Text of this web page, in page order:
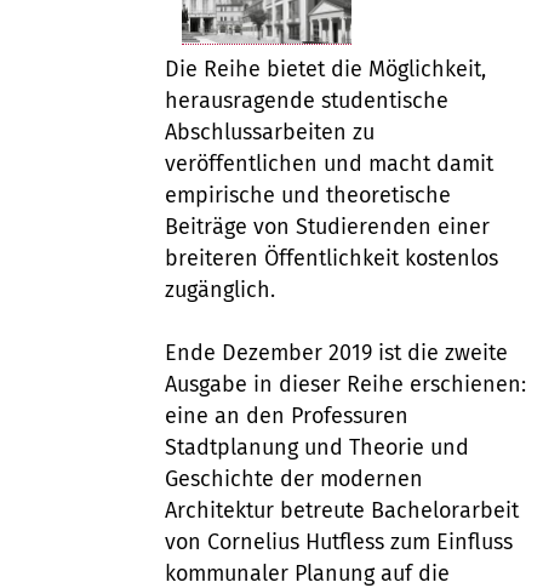
Die Reihe bietet die Möglichkeit,
herausragende studentische
Abschlussarbeiten zu
veröffentlichen und macht damit
empirische und theoretische
Beiträge von Studierenden einer
breiteren Öffentlichkeit kostenlos
zugänglich.
Ende Dezember 2019 ist die zweite
Ausgabe in dieser Reihe erschienen:
eine an den Professuren
Stadtplanung und Theorie und
Geschichte der modernen
Architektur betreute Bachelorarbeit
von Cornelius Hutfless zum Einfluss
kommunaler Planung auf die